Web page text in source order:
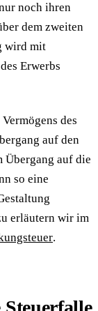
noch ihren
dem zweiten
wird mit
Erwerbs
des
auf den
Übergang auf die
so eine
erläutern wir im
.